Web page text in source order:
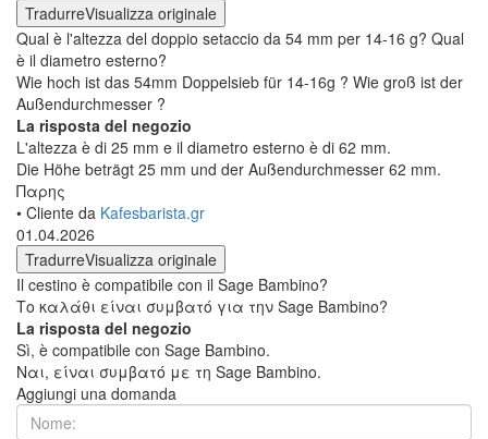
TradurreVisualizza originale
Qual è l'altezza del doppio setaccio da 54 mm per 14-16 g? Qual
è il diametro esterno?
Wie hoch ist das 54mm Doppelsieb für 14-16g ? Wie groß ist der
Außendurchmesser ?
La risposta del negozio
L'altezza è di 25 mm e il diametro esterno è di 62 mm.
Die Höhe beträgt 25 mm und der Außendurchmesser 62 mm.
Παρης
• Cliente da Kafesbarista.gr
01.04.2026
TradurreVisualizza originale
Il cestino è compatibile con il Sage Bambino?
Το καλάθι είναι συμβατό για την Sage Bambino?
La risposta del negozio
Sì, è compatibile con Sage Bambino.
Ναι, είναι συμβατό με τη Sage Bambino.
Aggiungi una domanda